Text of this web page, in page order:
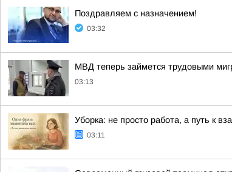
Поздравляем с назначением!
03:32
МВД теперь займется трудовыми
03:13
Уборка: не просто работа, а путь к
03:11